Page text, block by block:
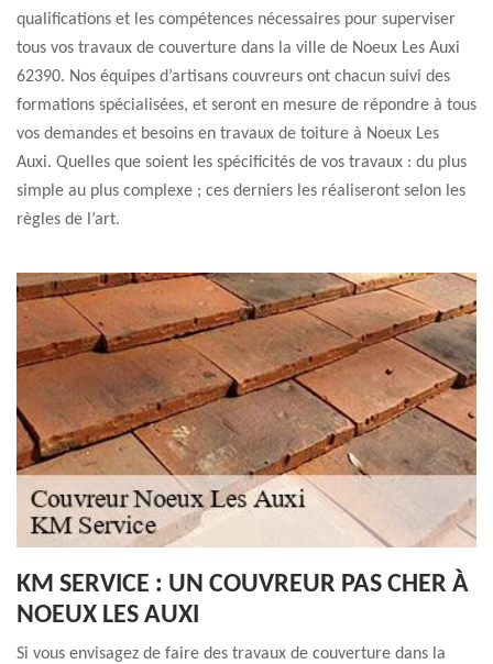
qualifications et les compétences nécessaires pour superviser
tous vos travaux de couverture dans la ville de Noeux Les Auxi
62390. Nos équipes d’artisans couvreurs ont chacun suivi des
formations spécialisées, et seront en mesure de répondre à tous
vos demandes et besoins en travaux de toiture à Noeux Les
Auxi. Quelles que soient les spécificités de vos travaux : du plus
simple au plus complexe ; ces derniers les réaliseront selon les
règles de l’art.
KM SERVICE : UN COUVREUR PAS CHER À
NOEUX LES AUXI
Si vous envisagez de faire des travaux de couverture dans la